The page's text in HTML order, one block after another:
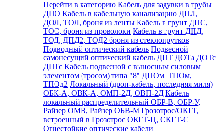
Перейти в категорию Кабель для задувки в трубы
ДПО Кабель в кабельную канализацию ДПЛ,
ДОЛ, ТОЛ, броня из ленты Кабель в грунт ДПС,
ТОС, броня из проволоки Кабель в грунт ДПД,
ТОД, ДПД2, ТОД2 броня из стеклопрутков
Подводный оптический кабель Подвесной
самонесущий оптический кабель ДПТ ДОТа ДОТс
ДПТс Кабель подвесной с выносным силовым
элементом (тросом) типа "8" ДПОм, ТПОм,
ТПОд2 Локальный (дроп-кабель, последняя миля)
ОБК-А, ОВК-А, ОМП-2Д, ОВП-2Д Кабель
локальный распределительный ОБР-В, ОБР-У,
Райзер ОМВ, Райзер ОБВ-М Грозотрос/ОКГТ,
встроенный в Грозотрос ОКГТ-Ц, ОКГТ-С
Огнестойкие оптические кабели